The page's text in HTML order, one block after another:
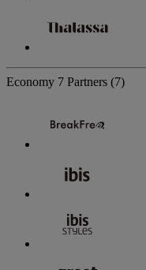
Economy 7 Partners (7)